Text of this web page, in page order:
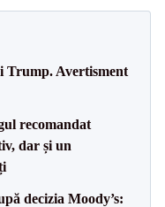
Trump. Avertisment
recomandat
dar și un
decizia Moody’s: